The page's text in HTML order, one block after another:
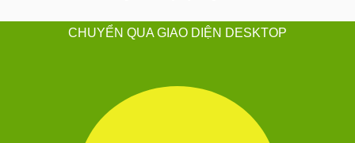
CHUYỂN QUA GIAO DIỆN DESKTOP